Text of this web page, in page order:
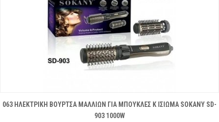
063 ΗΛΕΚΤΡΙΚΗ ΒΟΥΡΤΣΑ ΜΑΛΛΙΩΝ ΓΙΑ ΜΠΟΥΚΛΕΣ Κ ΙΣΙΩΜΑ SOKANY SD-
903 1000W